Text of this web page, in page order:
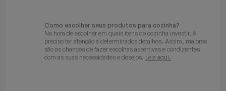
Como escolher seus produtos para cozinha?
Na hora de escolher em quais itens de cozinha investir, é
preciso ter atenção a determinados detalhes. Assim, maiores
são as chances de fazer escolhas assertivas e condizentes
com as suas necessidades e desejos. Leia aqui.